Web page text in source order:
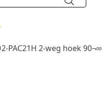
PAC21H 2-weg hoek 90¬∞